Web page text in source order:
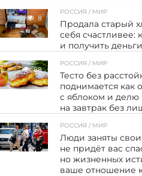
8
РОССИЯ / МИР
Продала старый
себя счастливее:
и получить
88
РОССИЯ / МИР
Тесто без
поднимается как
с яблоком и
на завтрак без
59
РОССИЯ / МИР
Люди заняты
не придёт вас
но жизненных
ваше отношение